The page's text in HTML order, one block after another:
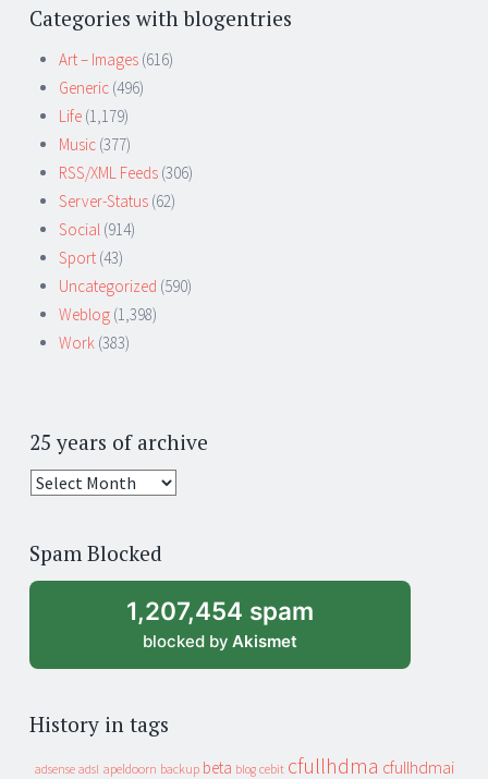
Categories with blogentries
Art – Images (616)
Generic (496)
Life (1,179)
Music (377)
RSS/XML Feeds (306)
Server-Status (62)
Social (914)
Sport (43)
Uncategorized (590)
Weblog (1,398)
Work (383)
25 years of archive
25
archive
Spam Blocked
1,207,454 spam
blocked by Akismet
History in tags
adsense adsl apeldoorn backup beta blog cebit cfullhdma cfullhdmai